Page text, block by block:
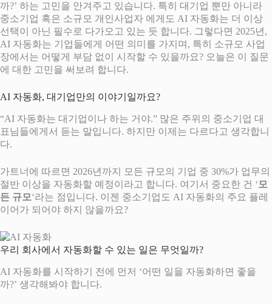
까?’ 하는 고민을 안겨주고 있습니다. 특히 대기업 뿐만 아니라
중소기업 혹은 소규모 개인사업자 에게도 AI 자동화는 더 이상
선택이 아닌 필수로 다가오고 있는 듯 합니다. 그렇다면 2025년,
AI 자동화는 기업들에게 어떤 의미를 가지며, 특히 소규모 사업
장에서는 어떻게 부담 없이 시작할 수 있을까요? 오늘은 이 질문
에 대한 고민을 써보려 합니다.
AI 자동화, 대기업만의 이야기일까요?
“AI 자동화는 대기업이나 하는 거야.” 많은 주위의 중소기업 대
표님들에게서 듣는 말입니다. 하지만 이제는 다르다고 생각합니
다.
가트너에 따르면 2026년까지 모든 규모의 기업 중 30%가 업무의
절반 이상을 자동화할 예정이라고 합니다. 여기서 중요한 건 ‘ 모
든 규모‘라는 점입니다. 이젠 중소기업도 AI 자동화의 주요 플레
이어가 되어야 하지 않을까요?
우리 회사에서 자동화할 수 있는 일은 무엇일까?
AI 자동화를 시작하기 전에 먼저 ‘어떤 일을 자동화하면 좋을
까?’ 생각해봐야 합니다.